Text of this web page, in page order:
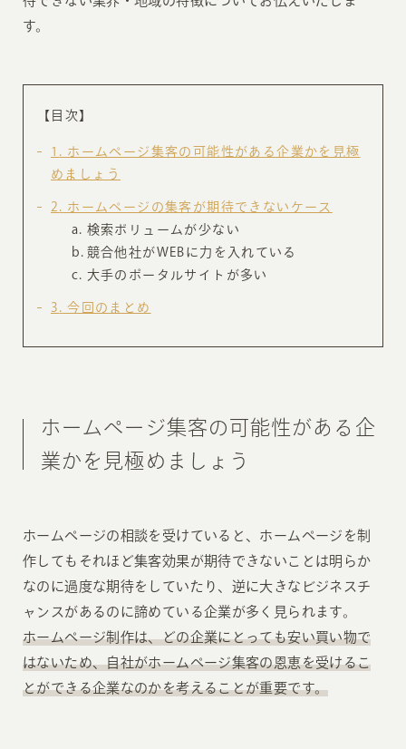
す。
【目次】
1
ホームページ集客の可能性がある企業かを見極
めましょう
2
ホームページの集客が期待できないケース
検索ボリュームが少ない
競合他社がWEBに力を入れている
大手のポータルサイトが多い
3 今回のまとめ
ホームページ集客の可能性がある企
業かを見極めましょう
ホームページの相談を受けていると、ホームページを制
作してもそれほど集客効果が期待できないことは明らか
なのに過度な期待をしていたり、逆に大きなビジネスチ
ャンスがあるのに諦めている企業が多く見られます。
ホームページ制作は、どの企業にとっても安い買い物で
はないため、自社がホームページ集客の恩恵を受けるこ
とができる企業なのかを考えることが重要です。